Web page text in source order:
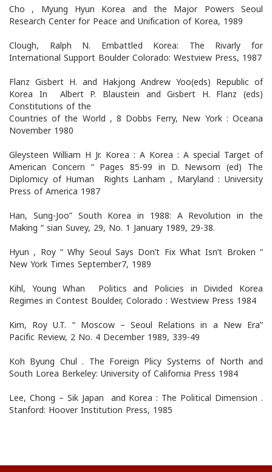
Cho , Myung Hyun Korea and the Major Powers Seoul
Research Center for Peace and Unification of Korea, 1989
Clough, Ralph N. Embattled Korea: The Rivarly for
International Support Boulder Colorado: Westview Press, 1987
Flanz Gisbert H. and Hakjong Andrew Yoo(eds) Republic of
Korea In Albert P. Blaustein and Gisbert H. Flanz (eds)
Constitutions of the
Countries of the World , 8 Dobbs Ferry, New York : Oceana
November 1980
Gleysteen William H Jr. Korea : A Korea : A special Target of
American Concern “ Pages 85-99 in D. Newsom (ed) The
Diplomicy of Human Rights Lanham , Maryland : University
Press of America 1987
Han, Sung-Joo” South Korea in 1988: A Revolution in the
Making “ sian Suvey, 29, No. 1 January 1989, 29-38.
Hyun , Roy “ Why Seoul Says Don’t Fix What Isn’t Broken “
New York Times September7, 1989
Kihl, Young Whan Politics and Policies in Divided Korea
Regimes in Contest Boulder, Colorado : Westview Press 1984
Kim, Roy U.T. “ Moscow – Seoul Relations in a New Era”
Pacific Review, 2 No. 4 December 1989, 339-49
Koh Byung Chul . The Foreign Plicy Systems of North and
South Lorea Berkeley: University of California Press 1984
Lee, Chong – Sik Japan and Korea : The Political Dimension .
Stanford: Hoover Institution Press, 1985